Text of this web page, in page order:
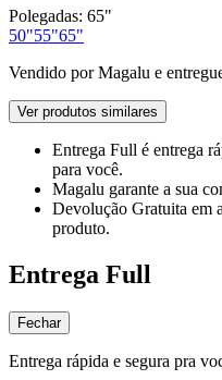
Polegadas: 65"
50"55"65"
Vendido porMagalu e
Ver produtos similares
Entrega Full é entrega
para você.
Magalu garante a sua
Devolução Gratuita em
produto.
Entrega Full
Fechar
Entrega rápida e segura pra